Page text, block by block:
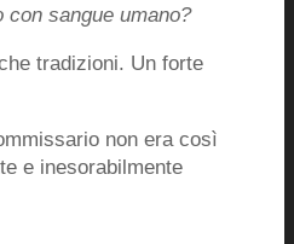
sangue umano?
tradizioni. Un forte
non era così
e inesorabilmente